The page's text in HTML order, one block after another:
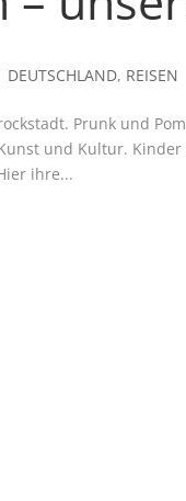
DEUTSCHLAND, REISEN
Prunk und
und Kultur. Kinder
ihre...